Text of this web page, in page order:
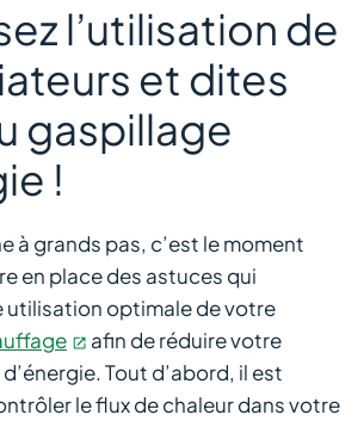
l’utilisation de
et dites
gaspillage
!
à grands pas, c’est le moment
en place des astuces qui
utilisation optimale de votre
afin de réduire votre
Tout d’abord, il est
le flux de chaleur dans votre